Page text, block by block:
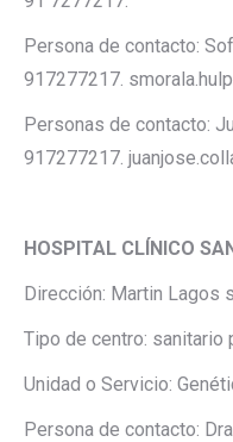
Persona de contacto:
917277217.
Personas de contacto:
917277217.
HOSPITAL CLÍNICO
Dirección: Martin Lagos
Tipo de centro: sanitario
Unidad o Servicio:
Persona de contacto: